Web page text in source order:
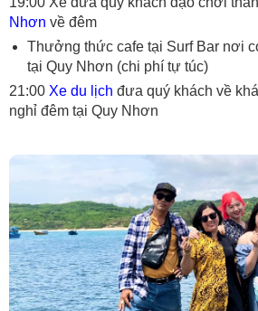
Nhơn về đêm
Thưởng thức cafe tại Surf Bar nơi
tại Quy Nhơn (chi phí tự túc)
21:00 Xe du lịch đưa quý khách về
nghỉ đêm tại Quy Nhơn